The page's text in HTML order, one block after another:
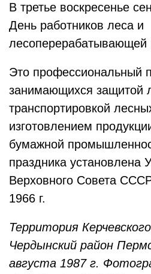
В третье воскресенье
День работников леса и
Это профессиональный
занимающихся защитой
транспортировкой
изготовлением
бумажной
праздника установлена
Верховного Совета
1966 г.
Территория
Чердынский район
августа 1987 г.